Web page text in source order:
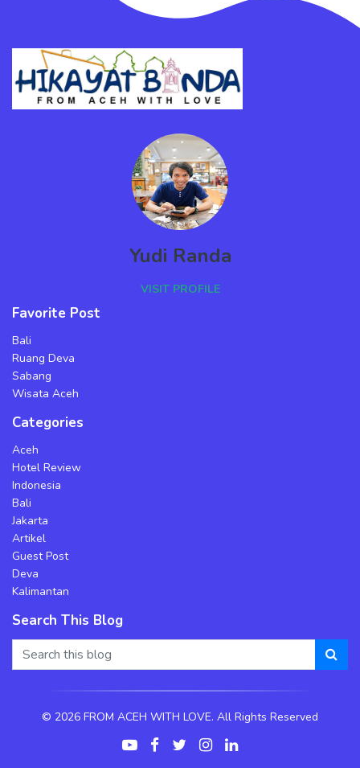
Yudi Randa
VISIT PROFILE
Favorite Post
Bali
Ruang Deva
Sabang
Wisata Aceh
Categories
Aceh
Hotel Review
Indonesia
Bali
Jakarta
Artikel
Guest Post
Deva
Kalimantan
Search This Blog
© 2026 FROM ACEH WITH LOVE. All Rights Reserved